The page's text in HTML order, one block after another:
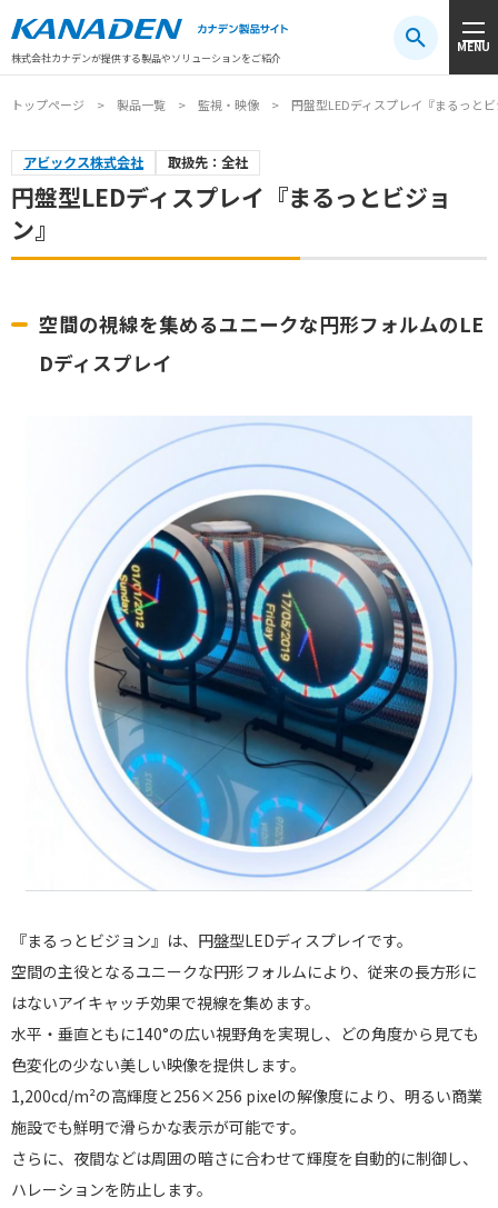
株式会社カナデンが提供する製品やソリューションをご紹介
MENU
注目キーワード#振動センサ#AGV #防爆#アシストスーツ
トップページ 製品一覧 監視・映像 円盤型LEDディスプレイ『まるっと
アビックス株式会社 取扱先：全社
円盤型LEDディスプレイ『まるっとビジョ
ン』
空間の視線を集めるユニークな円形フォルムのLE
Dディスプレイ
『まるっとビジョン』は、円盤型LEDディスプレイです。
空間の主役となるユニークな円形フォルムにより、従来の長方形に
はないアイキャッチ効果で視線を集めます。
水平・垂直ともに140°の広い視野角を実現し、どの角度から見ても
色変化の少ない美しい映像を提供します。
1,200cd/m²の高輝度と256×256 pixelの解像度により、明るい商業
施設でも鮮明で滑らかな表示が可能です。
さらに、夜間などは周囲の暗さに合わせて輝度を自動的に制御し、
ハレーションを防止します。